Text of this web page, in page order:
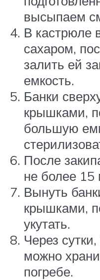
высыпаем
В кастрюле
сахаром,
залить ей
емкость.
Банки
крышками,
большую
После
не более 15
Вынуть
крышками,
укутать.
Через
можно
погребе.